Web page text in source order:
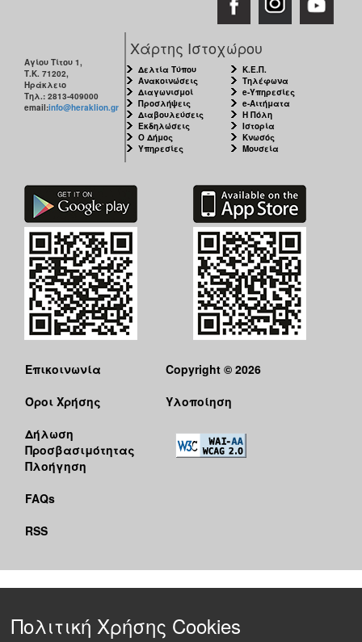
Αγίου Τίτου 1,
Τ.Κ. 71202,
Ηράκλειο
Τηλ.: 2813-409000
email:info@heraklion.gr
Χάρτης Ιστοχώρου
Δελτία Τύπου
Ανακοινώσεις
Διαγωνισμοί
Προσλήψεις
Διαβουλεύσεις
Εκδηλώσεις
Ο Δήμος
Υπηρεσίες
Κ.Ε.Π.
Τηλέφωνα
e-Υπηρεσίες
e-Αιτήματα
Η Πόλη
Ιστορία
Κνωσός
Μουσεία
Επικοινωνία
Όροι Χρήσης
Δήλωση
Προσβασιμότητας
Πλοήγηση
FAQs
RSS
Copyright © 2026
Υλοποίηση
Πολιτική Χρήσης Cookies